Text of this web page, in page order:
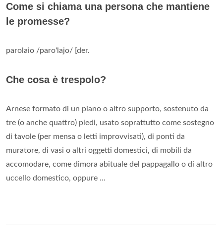
Come si chiama una persona che mantiene
le promesse?
parolaio /paro'lajo/ [der.
Che cosa è trespolo?
Arnese formato di un piano o altro supporto, sostenuto da
tre (o anche quattro) piedi, usato soprattutto come sostegno
di tavole (per mensa o letti improvvisati), di ponti da
muratore, di vasi o altri oggetti domestici, di mobili da
accomodare, come dimora abituale del pappagallo o di altro
uccello domestico, oppure ...